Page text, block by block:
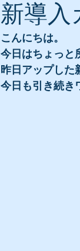
新導入
こんにちは。
今日はちょっと
昨日アップした
今日も引き続き